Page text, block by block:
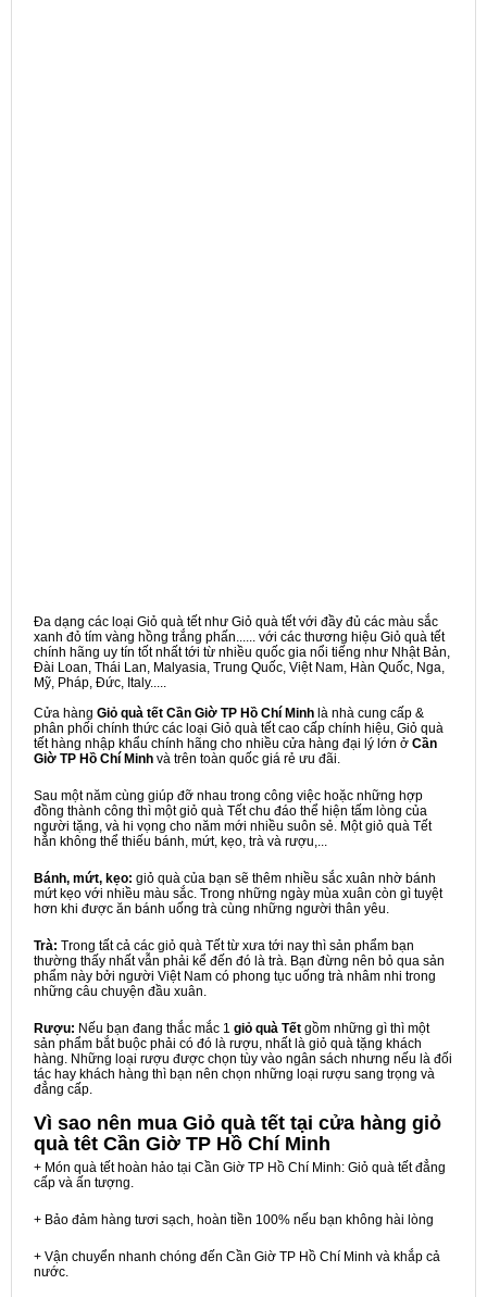
Đa dạng các loại Giỏ quà tết như Giỏ quà tết với đầy đủ các màu sắc
xanh đỏ tím vàng hồng trắng phấn...... với các thương hiệu Giỏ quà tết
chính hãng uy tín tốt nhất tới từ nhiều quốc gia nổi tiếng như Nhật Bản,
Đài Loan, Thái Lan, Malyasia, Trung Quốc, Việt Nam, Hàn Quốc, Nga,
Mỹ, Pháp, Đức, Italy.....
Cửa hàng Giỏ quà tết Cần Giờ TP Hồ Chí Minh là nhà cung cấp &
phân phối chính thức các loại Giỏ quà tết cao cấp chính hiệu, Giỏ quà
tết hàng nhập khẩu chính hãng cho nhiều cửa hàng đại lý lớn ở Cần
Giờ TP Hồ Chí Minh và trên toàn quốc giá rẻ ưu đãi.
Sau một năm cùng giúp đỡ nhau trong công việc hoặc những hợp
đồng thành công thì một giỏ quà Tết chu đáo thể hiện tấm lòng của
người tặng, và hi vọng cho năm mới nhiều suôn sẻ. Một giỏ quà Tết
hẳn không thể thiếu bánh, mứt, kẹo, trà và rượu,...
Bánh, mứt, kẹo: giỏ quà của bạn sẽ thêm nhiều sắc xuân nhờ bánh
mứt kẹo với nhiều màu sắc. Trong những ngày mùa xuân còn gì tuyệt
hơn khi được ăn bánh uống trà cùng những người thân yêu.
Trà: Trong tất cả các giỏ quà Tết từ xưa tới nay thì sản phẩm bạn
thường thấy nhất vẫn phải kể đến đó là trà. Bạn đừng nên bỏ qua sản
phẩm này bởi người Việt Nam có phong tục uống trà nhâm nhi trong
những câu chuyện đầu xuân.
Rượu: Nếu bạn đang thắc mắc 1 giỏ quà Tết gồm những gì thì một
sản phẩm bắt buộc phải có đó là rượu, nhất là giỏ quà tặng khách
hàng. Những loại rượu được chọn tùy vào ngân sách nhưng nếu là đối
tác hay khách hàng thì bạn nên chọn những loại rượu sang trọng và
đẳng cấp.
Vì sao nên mua Giỏ quà tết tại cửa hàng giỏ
quà têt Cần Giờ TP Hồ Chí Minh
+ Món quà tết hoàn hảo tại Cần Giờ TP Hồ Chí Minh: Giỏ quà tết đẳng
cấp và ấn tượng.
+ Bảo đảm hàng tươi sạch, hoàn tiền 100% nếu bạn không hài lòng
+ Vận chuyển nhanh chóng đến Cần Giờ TP Hồ Chí Minh và khắp cả
nước.